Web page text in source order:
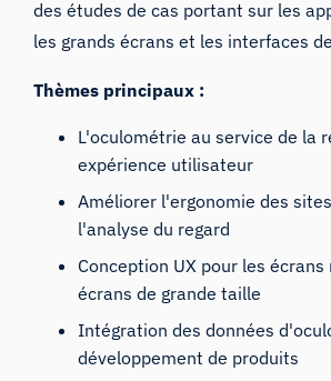
des études de cas portant sur les
les grands écrans et les interfaces
Thèmes principaux :
L'oculométrie au service de la
expérience utilisateur
Améliorer l'ergonomie des
l'analyse du regard
Conception UX pour les
écrans de grande taille
Intégration des données
développement de produits